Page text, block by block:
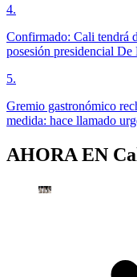
4.
Confirmado: Cali tendrá
posesión presidencial De
5.
Gremio gastronómico
medida: hace llamado
AHORA EN